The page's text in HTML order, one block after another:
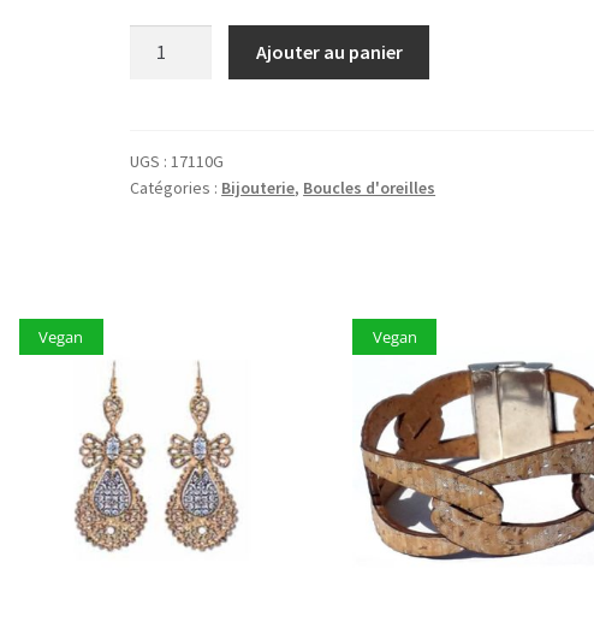
17110G
Ajouter au panier
UGS :17110G
Catégories : Bijouterie, Boucles d'oreilles
Vegan Vegan